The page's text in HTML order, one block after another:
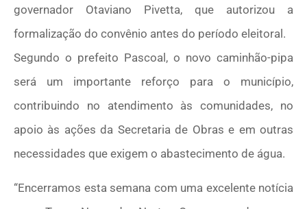
governador Otaviano Pivetta, que autorizou a
formalização do convênio antes do período eleitoral.
Segundo o prefeito Pascoal, o novo caminhão-pipa
será um importante reforço para o município,
contribuindo no atendimento às comunidades, no
apoio às ações da Secretaria de Obras e em outras
necessidades que exigem o abastecimento de água.
“Encerramos esta semana com uma excelente notícia